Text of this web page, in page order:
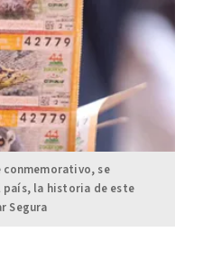
se
la historia de este
Segura